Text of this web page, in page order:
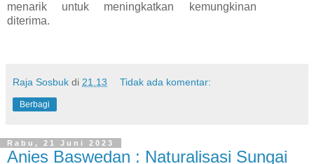
menarik untuk meningkatkan kemungkinan
diterima.
Raja Sosbuk di 21.13 Tidak ada komentar:
Berbagi
Rabu, 21 Juni 2023
Anies Baswedan : Naturalisasi Sungai